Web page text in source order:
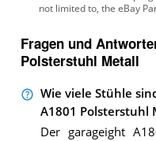
Fragen und
Polsterstuhl Metall
Wie viele Stühle
A1801 Polsterstuhl
Der garageight